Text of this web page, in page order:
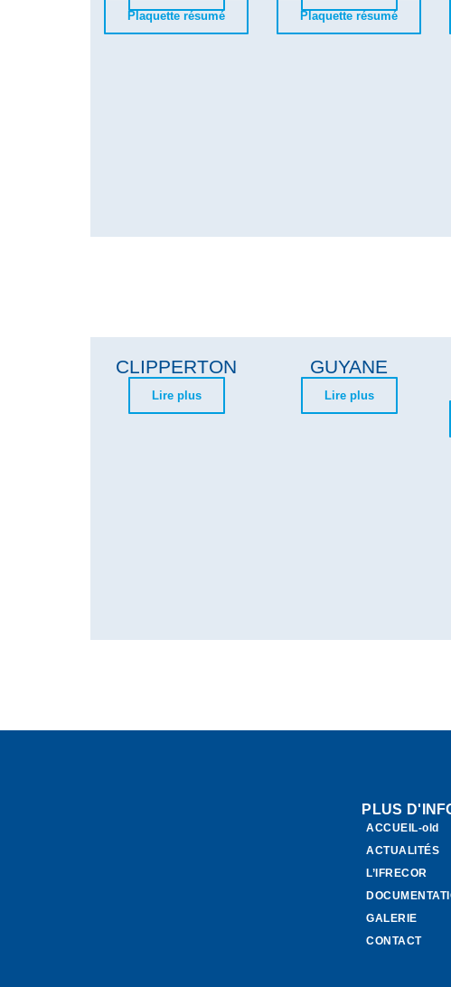
Plaquette résumé
Plaquette résumé
CLIPPERTON
Lire plus
GUYANE
Lire plus
PLUS
ACCUEIL-old
ACTUALITÉS
L’IFRECOR
GALERIE
CONTACT